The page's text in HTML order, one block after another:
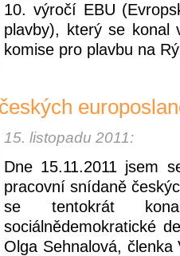
10. výročí EBU
plavby), který se konal
komise pro plavbu na
15. listopadu 2011:
Dne 15.11.2011 jsem
pracovní snídaně
se tentokrát
sociálnědemokratické
Olga Sehnalová,